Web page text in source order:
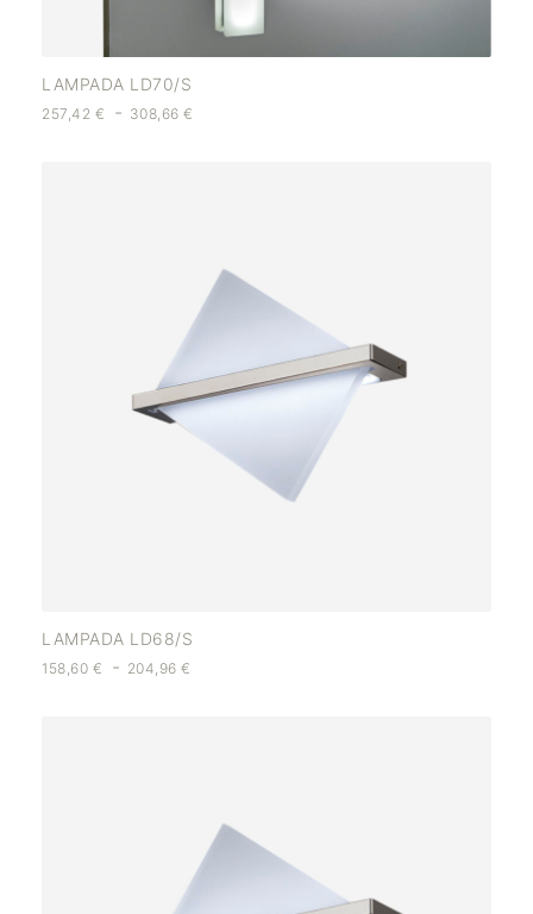
LAMPADA LD70/S
257,42 € - 308,66€
LAMPADA LD68/S
158,60 € - 204,96€